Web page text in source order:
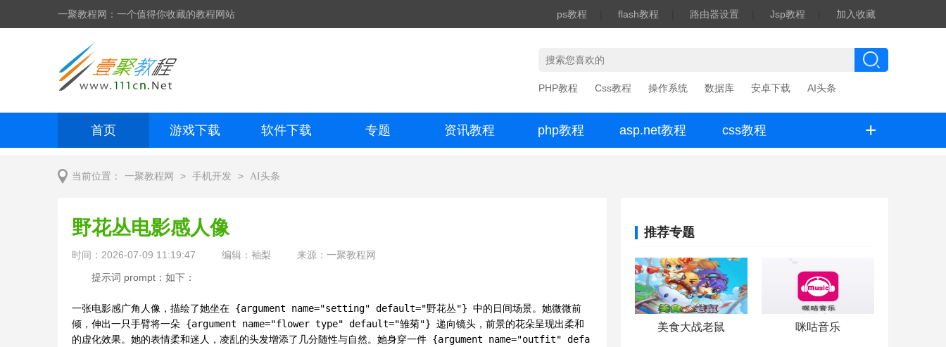
一聚教程网：一个值得你收藏的教程网站 ps教程 flash教程 路由器设置 Jsp教程 加入收藏
PHP教程 Css教程 操作系统 数据库 安卓下载 AI头条
首页 游戏下载 软件下载 专题 资讯教程 php教程 asp.net教程 css教程 +
当前位置： 一聚教程网 > 手机开发 > AI头条
推荐专题
美食大战老鼠 咪咕音乐
野花丛电影感人像
时间：2026-07-09 11:19:47 编辑：袖梨
来源：一聚教程网
提示词 prompt：如下：
一张电影感广角人像，描绘了她坐在 {argument name="setting" default="野花丛"} 中的日间场景。她微微前
倾，伸出一只手臂将一朵 {argument name="flower type" default="雏菊"} 递向镜头，前景的花朵呈现出柔和
的虚化效果。她的表情柔和迷人，凌乱的头发增添了几分随性与自然。她身穿一件 {argument name="outfit" defa